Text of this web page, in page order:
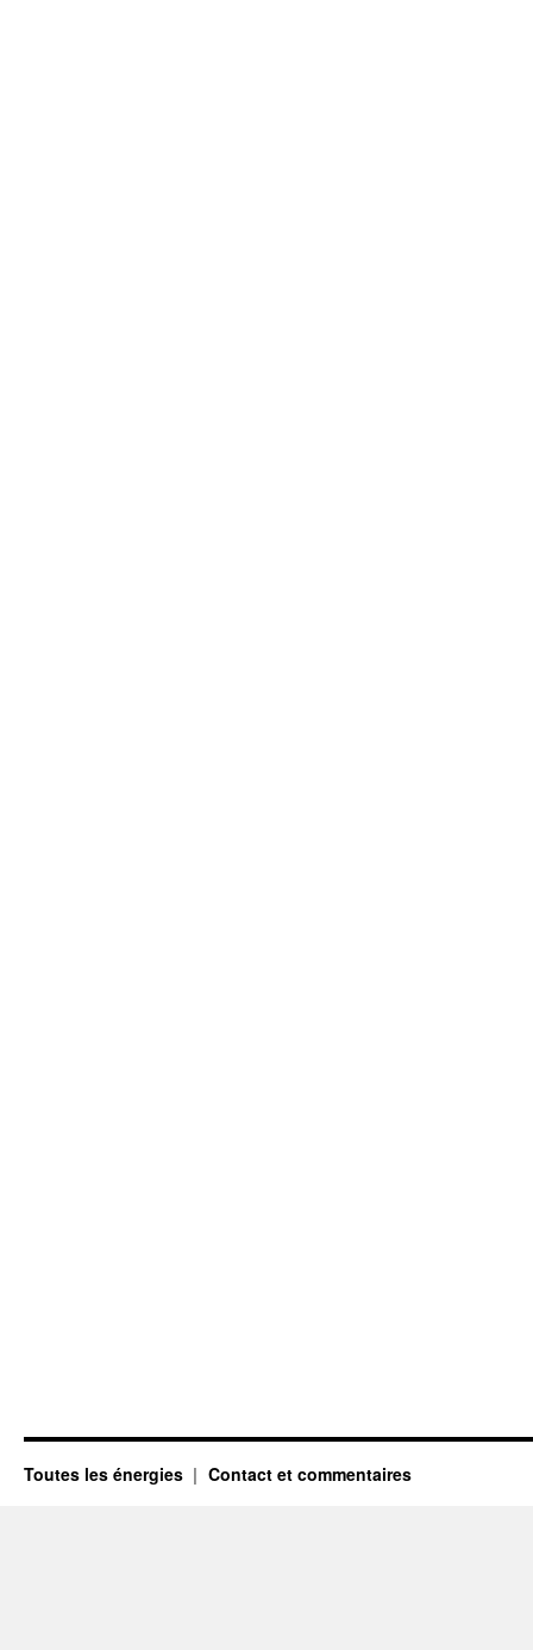
Toutes les énergies Contact et commentaires